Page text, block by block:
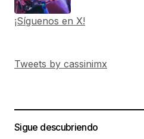
¡Síguenos en X!
Tweets by cassinimx
Sigue descubriendo